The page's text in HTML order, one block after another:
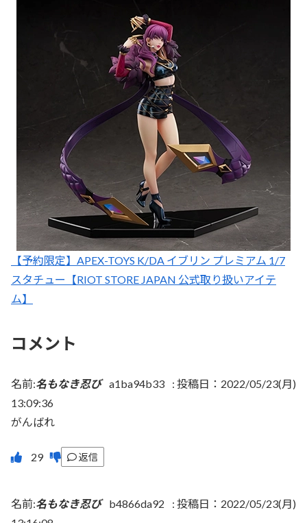
【予約限定】APEX-TOYS K/DA イブリン プレミアム 1/7
スタチュー【RIOT STORE JAPAN 公式取り扱いアイテ
ム】
コメント
名前:名もなき忍び a1ba94b33 : 投稿日：2022/05/23(月)
13:09:36
がんばれ
返信
名前:名もなき忍び b4866da92 : 投稿日：2022/05/23(月)